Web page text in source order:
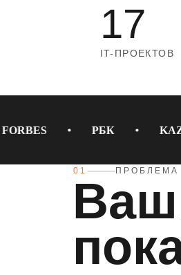
17
IT-ПРОЕКТОВ
РБК
01 ПРОБЛЕМА